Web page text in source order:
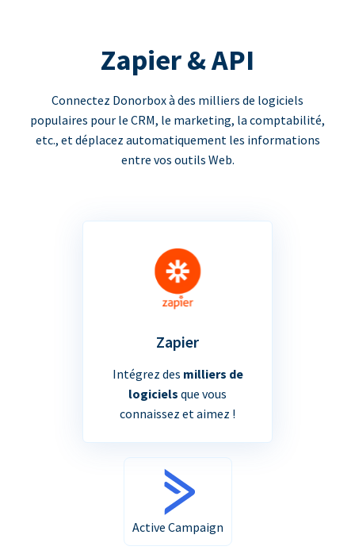
Zapier & API
Connectez Donorbox à des milliers de logiciels
populaires pour le CRM, le marketing, la comptabilité,
etc., et déplacez automatiquement les informations
entre vos outils Web.
Zapier
Intégrez des milliers de
logiciels que vous
connaissez et aimez !
Active Campaign